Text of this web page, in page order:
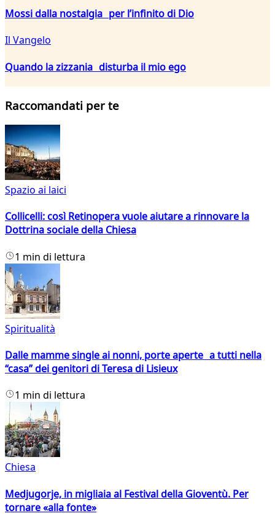
Mossi dalla nostalgia per l’infinito di Dio
Il Vangelo
Quando la zizzania disturba il mio ego
Raccomandati per te
Spazio ai laici
Collicelli: così Retinopera vuole aiutare a rinnovare la
Dottrina sociale della Chiesa
1 min di lettura
Spiritualità
Dalle mamme single ai nonni, porte aperte a tutti nella
“casa” dei genitori di Teresa di Lisieux
1 min di lettura
Chiesa
Medjugorje, in migliaia al Festival della Gioventù. Per
tornare «alla fonte»